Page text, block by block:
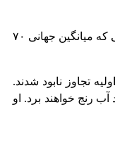
السراج همچنین به بحران آب که قبل از تجاوز وجود داشته است، اشاره کرد و خاطرنشان کرد که میانگین سهم آب هر فرد در غزه در حال حاضر تنها ۵ تا ۱۰ لیتر در روز است، در حالی که میانگین جهانی ۷۰
تجاوز نابود شدند.
رنج خواهند برد. او